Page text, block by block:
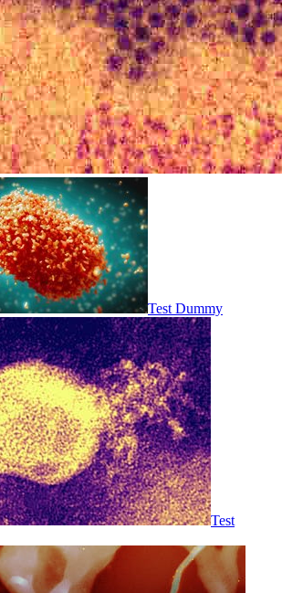
Test Dummy
Test